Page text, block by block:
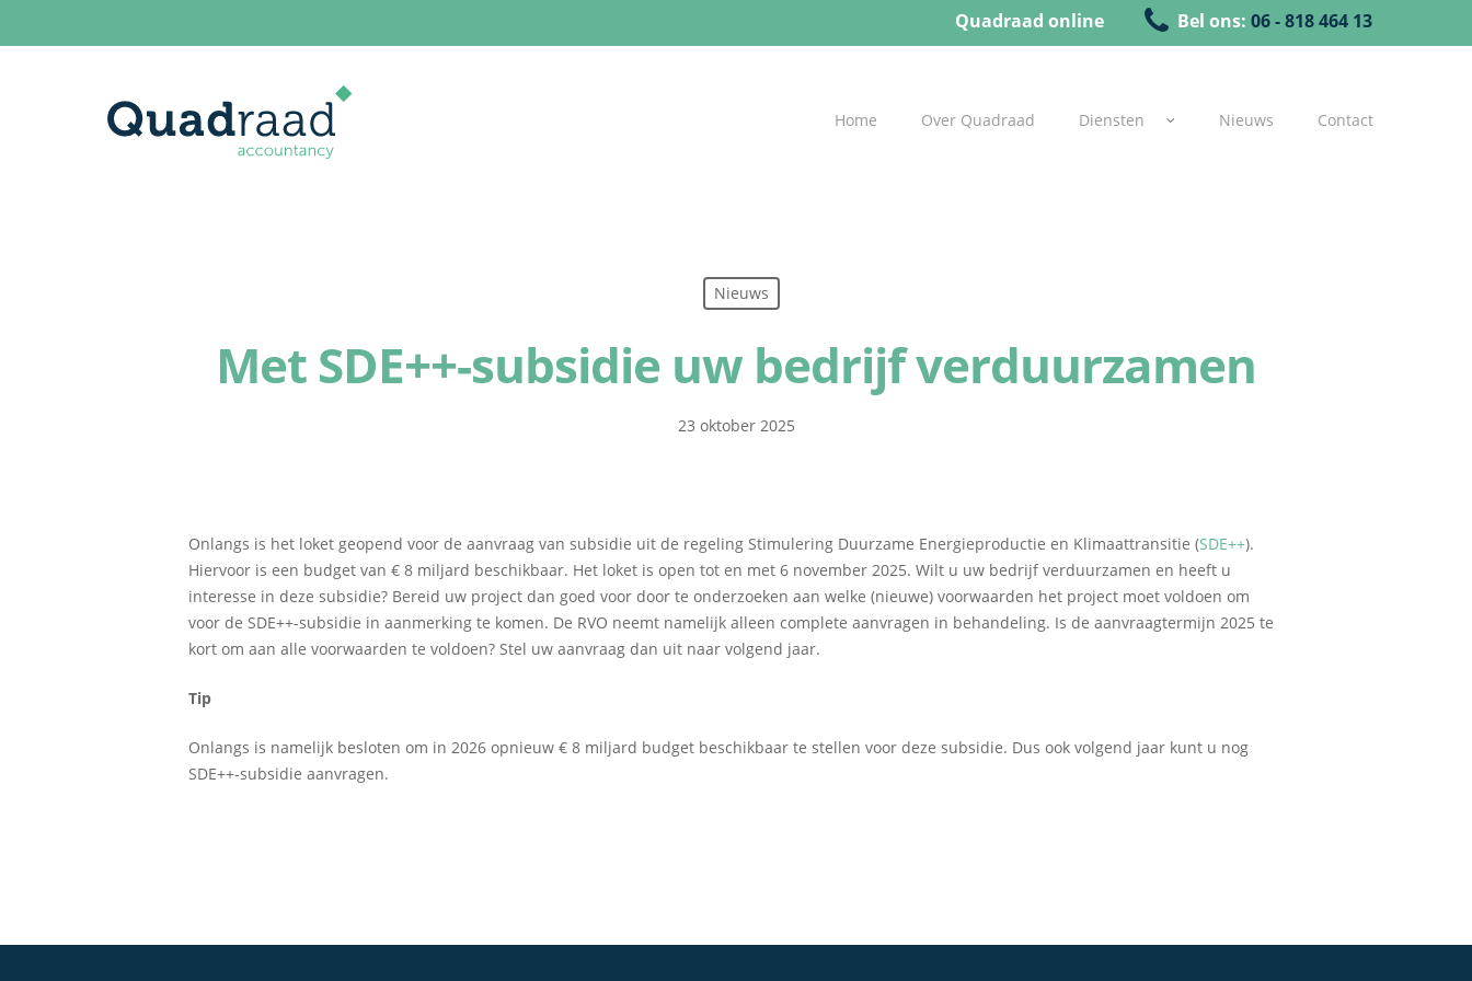
Quadraad online Bel ons: 06 - 818 464 13
Home Over Quadraad Diensten Nieuws Contact
Nieuws
Met SDE++-subsidie uw bedrijf verduurzamen
23 oktober 2025
Onlangs is het loket geopend voor de aanvraag van subsidie uit de regeling Stimulering Duurzame Energieproductie en Klimaattransitie (SDE++).
Hiervoor is een budget van € 8 miljard beschikbaar. Het loket is open tot en met 6 november 2025. Wilt u uw bedrijf verduurzamen en heeft u
interesse in deze subsidie? Bereid uw project dan goed voor door te onderzoeken aan welke (nieuwe) voorwaarden het project moet voldoen om
voor de SDE++-subsidie in aanmerking te komen. De RVO neemt namelijk alleen complete aanvragen in behandeling. Is de aanvraagtermijn 2025 te
kort om aan alle voorwaarden te voldoen? Stel uw aanvraag dan uit naar volgend jaar.
Tip
Onlangs is namelijk besloten om in 2026 opnieuw € 8 miljard budget beschikbaar te stellen voor deze subsidie. Dus ook volgend jaar kunt u nog
SDE++-subsidie aanvragen.